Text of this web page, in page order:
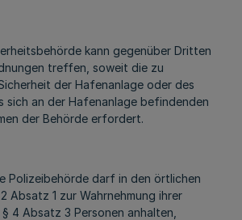
kann gegenüber Dritten
treffen, soweit die zu
der Hafenanlage oder des
sich an der Hafenanlage befindenden
der Behörde erfordert.
Polizeibehörde darf in den örtlichen
Absatz 1 zur Wahrnehmung ihrer
4 Absatz 3 Personen anhalten,